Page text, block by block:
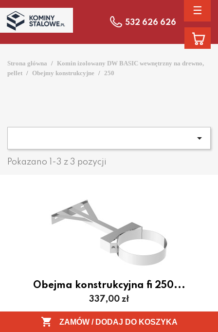
☰
532 626 626
Strona główna
Komin izolowany DW BASIC wewnętrzny na drewno,
pellet
Obejmy konstrukcyjne 250

Pokazano 1-3 z 3 pozycji
Obejma konstrukcyjna fi 250...
Cena
337,00 zł
 ZAMÓW / DODAJ DO KOSZYKA